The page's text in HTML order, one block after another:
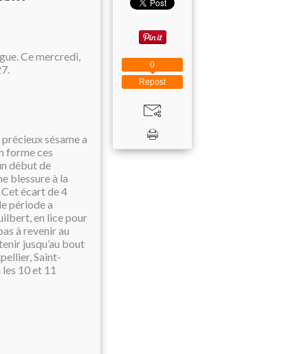
Ce mercredi,
sésame a
forme ces
début de
blessure à la
écart de 4
période a
en lice pour
à revenir au
jusqu’au bout
Saint-
10 et 11
Repost
0